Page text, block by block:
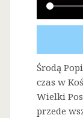
Środą
czas w
Wielki
przede